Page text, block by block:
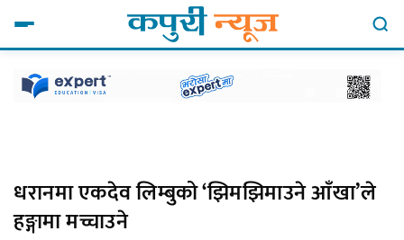
धरानमा एकदेव लिम्बुको ‘झिमझिमाउने आँखा’ले
हङ्गामा मच्चाउने